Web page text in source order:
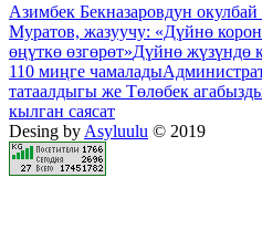
Азимбек Бекназаровдун
Муратов, жазуучу: «Дүйнө
өңүткө өзгөрөт»Дүйнө жүзүндө
110 миңге чамалады
татаалдыгы же Төлөбек
кылган саясат
Desing by Asyluulu © 2019